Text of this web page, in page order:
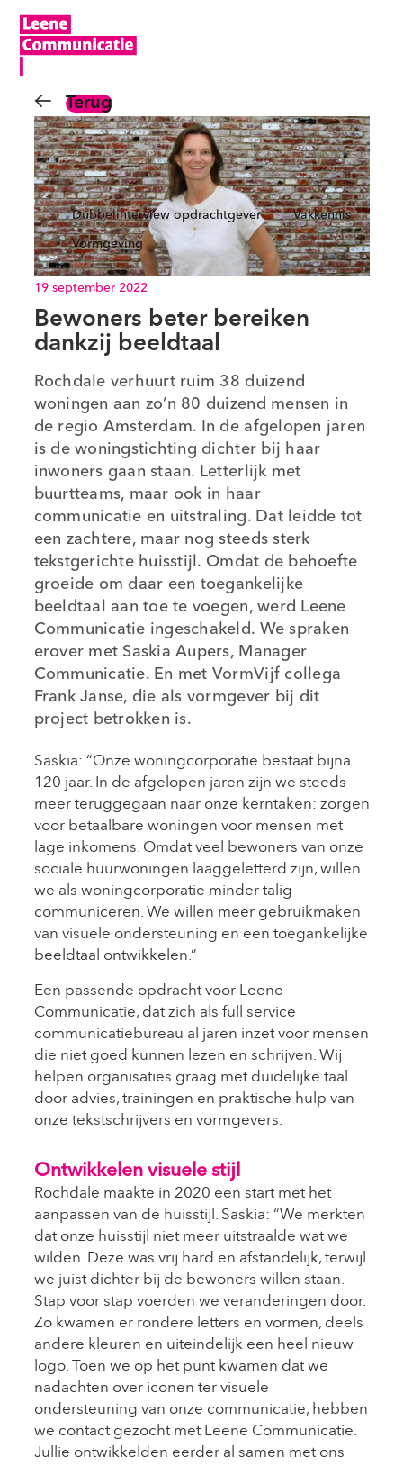
Terug
Dubbelinterview opdrachtgever Vakkennis
Vormgeving
19 september 2022
Bewoners beter bereiken
dankzij beeldtaal
Rochdale verhuurt ruim 38 duizend
woningen aan zo’n 80 duizend mensen in
de regio Amsterdam. In de afgelopen jaren
is de woningstichting dichter bij haar
inwoners gaan staan. Letterlijk met
buurtteams, maar ook in haar
communicatie en uitstraling. Dat leidde tot
een zachtere, maar nog steeds sterk
tekstgerichte huisstijl. Omdat de behoefte
groeide om daar een toegankelijke
beeldtaal aan toe te voegen, werd Leene
Communicatie ingeschakeld. We spraken
erover met Saskia Aupers, Manager
Communicatie. En met VormVijf collega
Frank Janse, die als vormgever bij dit
project betrokken is.
Saskia: “Onze woningcorporatie bestaat bijna
120 jaar. In de afgelopen jaren zijn we steeds
meer teruggegaan naar onze kerntaken: zorgen
voor betaalbare woningen voor mensen met
lage inkomens. Omdat veel bewoners van onze
sociale huurwoningen laaggeletterd zijn, willen
we als woningcorporatie minder talig
communiceren. We willen meer gebruikmaken
van visuele ondersteuning en een toegankelijke
beeldtaal ontwikkelen.”
Een passende opdracht voor Leene
Communicatie, dat zich als full service
communicatiebureau al jaren inzet voor mensen
die niet goed kunnen lezen en schrijven. Wij
helpen organisaties graag met duidelijke taal
door advies, trainingen en praktische hulp van
onze tekstschrijvers en vormgevers.
Ontwikkelen visuele stijl
Rochdale maakte in 2020 een start met het
aanpassen van de huisstijl. Saskia: “We merkten
dat onze huisstijl niet meer uitstraalde wat we
wilden. Deze was vrij hard en afstandelijk, terwijl
we juist dichter bij de bewoners willen staan.
Stap voor stap voerden we veranderingen door.
Zo kwamen er rondere letters en vormen, deels
andere kleuren en uiteindelijk een heel nieuw
logo. Toen we op het punt kwamen dat we
nadachten over iconen ter visuele
ondersteuning van onze communicatie, hebben
we contact gezocht met Leene Communicatie.
Jullie ontwikkelden eerder al samen met ons